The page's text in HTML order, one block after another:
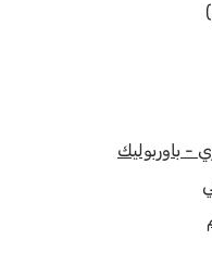
- باوربوليك